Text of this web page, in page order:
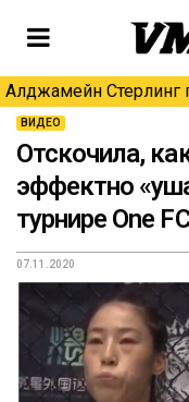
Алджамейн Стерлинг
ВИДЕО
Отскочила,
эффектно
турнире One FC
07.11.2020